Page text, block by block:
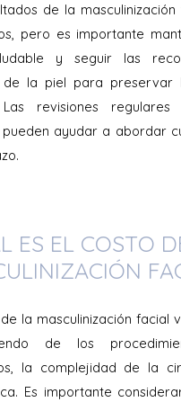
de la
pero es importante
y seguir las
de la piel para preservar
Las revisiones
ayudar a abordar
ES EL COSTO
la masculinización facial
de los
la complejidad de la
Es importante